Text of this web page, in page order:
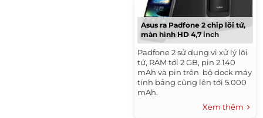
Asus ra Padfone 2 chip lõi tứ,
màn hình HD 4,7 inch
Padfone 2 sử dụng vi xử lý lõi
tứ, RAM tới 2 GB, pin 2.140
mAh và pin trên bộ dock máy
tính bảng cũng lên tới 5.000
mAh.
Xem thêm